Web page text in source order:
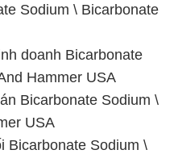
Sodium \ Bicarbonate
doanh Bicarbonate
Hammer USA
Bicarbonate Sodium \
USA
Bicarbonate Sodium \